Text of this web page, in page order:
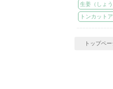
生姜（しょう
トンカットア
トップペ